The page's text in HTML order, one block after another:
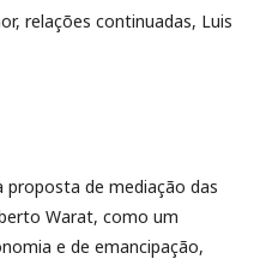
relações continuadas, Luis
de mediação das
Warat, como um
e de emancipação,